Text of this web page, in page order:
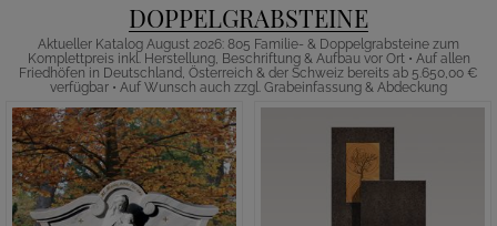
DOPPELGRABSTEINE
Aktueller Katalog August 2026: 805 Familie- & Doppelgrabsteine zum
Komplettpreis inkl. Herstellung, Beschriftung & Aufbau vor Ort • Auf allen
Friedhöfen in Deutschland, Österreich & der Schweiz bereits ab 5.650,00 €
verfügbar • Auf Wunsch auch zzgl. Grabeinfassung & Abdeckung